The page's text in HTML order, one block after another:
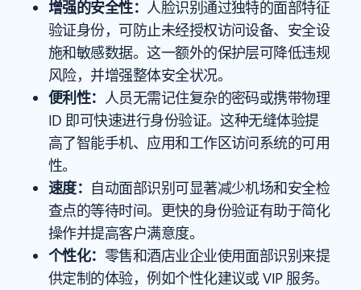
增强的安全性： 人脸识别通过独特的面部特征
验证身份，可防止未经授权访问设备、安全设
施和敏感数据。这一额外的保护层可降低违规
风险，并增强整体安全状况。
便利性： 人员无需记住复杂的密码或携带物理
ID 即可快速进行身份验证。这种无缝体验提
高了智能手机、应用和工作区访问系统的可用
性。
速度： 自动面部识别可显著减少机场和安全检
查点的等待时间。更快的身份验证有助于简化
操作并提高客户满意度。
个性化： 零售和酒店业企业使用面部识别来提
供定制的体验，例如个性化建议或 VIP 服务。